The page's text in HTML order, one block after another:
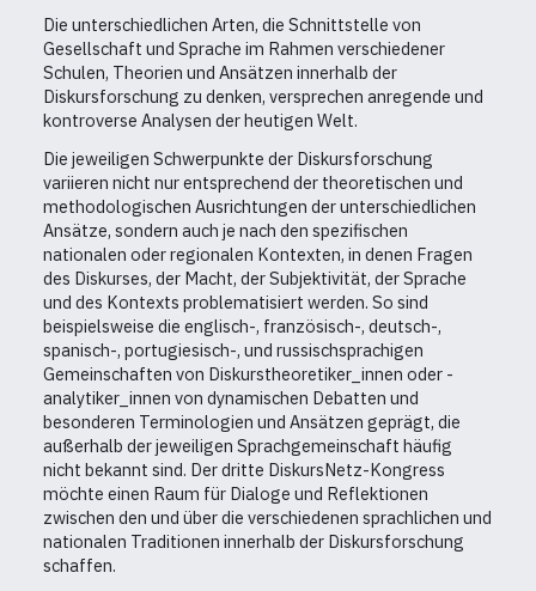
Die unterschiedlichen Arten, die Schnittstelle von
Gesellschaft und Sprache im Rahmen verschiedener
Schulen, Theorien und Ansätzen innerhalb der
Diskursforschung zu denken, versprechen anregende und
kontroverse Analysen der heutigen Welt.
Die jeweiligen Schwerpunkte der Diskursforschung
variieren nicht nur entsprechend der theoretischen und
methodologischen Ausrichtungen der unterschiedlichen
Ansätze, sondern auch je nach den spezifischen
nationalen oder regionalen Kontexten, in denen Fragen
des Diskurses, der Macht, der Subjektivität, der Sprache
und des Kontexts problematisiert werden. So sind
beispielsweise die englisch-, französisch-, deutsch-,
spanisch-, portugiesisch-, und russischsprachigen
Gemeinschaften von Diskurstheoretiker_innen oder -
analytiker_innen von dynamischen Debatten und
besonderen Terminologien und Ansätzen geprägt, die
außerhalb der jeweiligen Sprachgemeinschaft häufig
nicht bekannt sind. Der dritte DiskursNetz-Kongress
möchte einen Raum für Dialoge und Reflektionen
zwischen den und über die verschiedenen sprachlichen und
nationalen Traditionen innerhalb der Diskursforschung
schaffen.